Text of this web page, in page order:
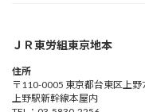
ＪＲ東労組東京地本
住所
〒110-0005 東京都台東区上野
上野駅新幹線本屋内